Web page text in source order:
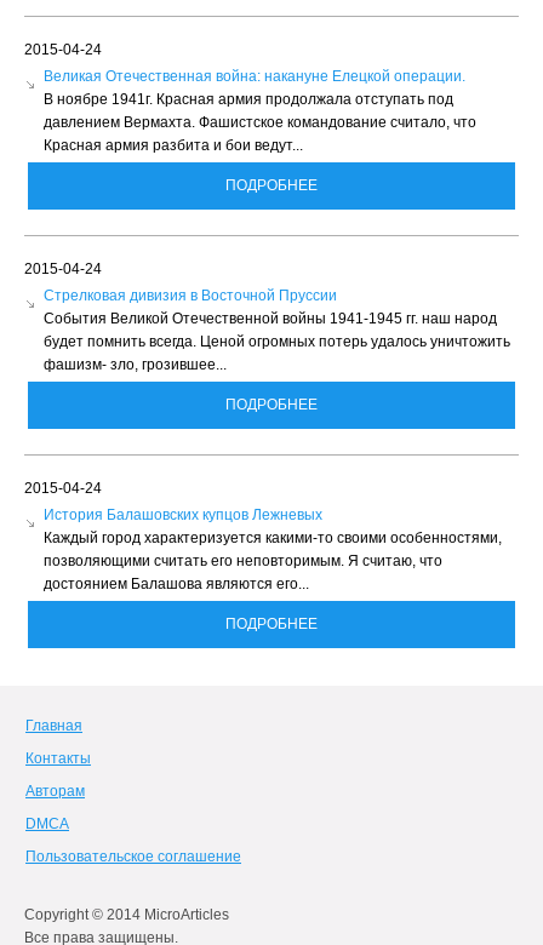
2015-04-24
Великая Отечественная война: накануне Елецкой операции.
В ноябре 1941г. Красная армия продолжала отступать под
давлением Вермахта. Фашистское командование считало, что
Красная армия разбита и бои ведут...
ПОДРОБНЕЕ
2015-04-24
Стрелковая дивизия в Восточной Пруссии
События Великой Отечественной войны 1941-1945 гг. наш народ
будет помнить всегда. Ценой огромных потерь удалось уничтожить
фашизм- зло, грозившее...
ПОДРОБНЕЕ
2015-04-24
История Балашовских купцов Лежневых
Каждый город характеризуется какими-то своими особенностями,
позволяющими считать его неповторимым. Я считаю, что
достоянием Балашова являются его...
ПОДРОБНЕЕ
Copyright © 2014 MicroArticles
Все права защищены.
Главная
Контакты
Авторам
DMCA
Пользовательское соглашение